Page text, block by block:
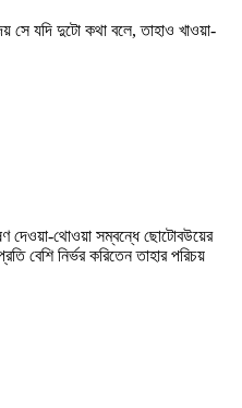
যদি দুটো কথা বলে, তাহাও খাওয়া-
দেওয়া-থোওয়া সম্বন্ধে ছোটোবউয়ের
বেশি নির্ভর করিতেন তাহার পরিচয়